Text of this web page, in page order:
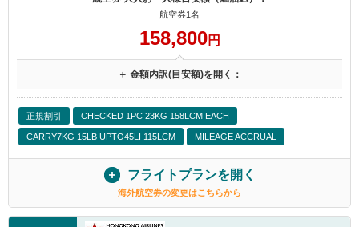
航空券1名
158,800円
＋ 金額内訳(目安額)を開く：
正規割引 CHECKED 1PC 23KG 158LCM EACH
CARRY7KG 15LB UPTO45LI 115LCM MILEAGE ACCRUAL
フライトプランを開く
海外航空券の変更はこちらから